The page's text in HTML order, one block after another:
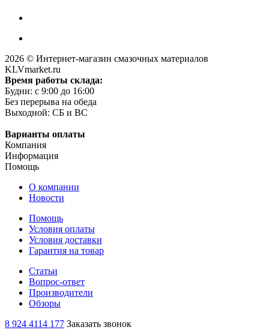
2026 © Интернет-магазин смазочных материалов
KLVmarket.ru
Время работы склада:
Будни: c 9:00 до 16:00
Без перерыва на обеда
Выходной: СБ и ВС
Варианты оплаты
Компания
Информация
Помощь
О компании
Новости
Помощь
Условия оплаты
Условия доставки
Гарантия на товар
Статьи
Вопрос-ответ
Производители
Обзоры
8 924 4114 177 Заказать звонок